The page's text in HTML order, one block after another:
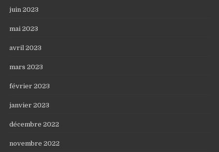
juin 2023
mai 2023
avril 2023
mars 2023
février 2023
janvier 2023
décembre 2022
novembre 2022